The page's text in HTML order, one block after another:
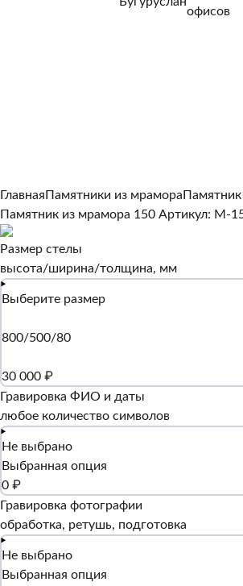
офисов
Главная Памятники из мрамора
Памятник из мрамора 150 Артикул: M-
Размер стелы
высота/ширина/толщина, мм
Выберите размер
800/500/80
30 000 ₽
Гравировка ФИО и даты
любое количество символов
Не выбрано
Выбранная опция
0 ₽
Гравировка фотографии
обработка, ретушь, подготовка
Не выбрано
Выбранная опция